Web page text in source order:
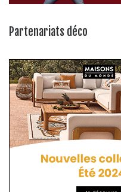
Partenariats déco